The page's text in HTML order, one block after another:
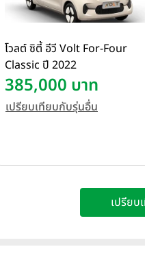
โวลต์ ซิตี้ อีวี Volt For-Four
Classic ปี 2022
385,000 บาท
เปรียบเทียบกับรุ่นอื่น
เปรียบ